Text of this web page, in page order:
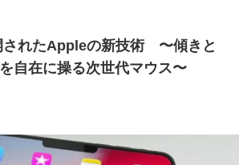
されたAppleの新技術 〜傾きと
自在に操る次世代マウス〜